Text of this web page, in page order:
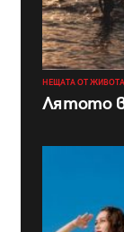
НЕЩАТА ОТ ЖИВОТА
Лятото